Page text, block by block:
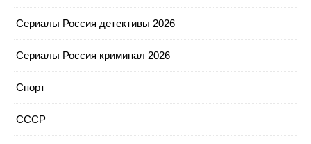
Сериалы Россия детективы 2026
Сериалы Россия криминал 2026
Спорт
СССР